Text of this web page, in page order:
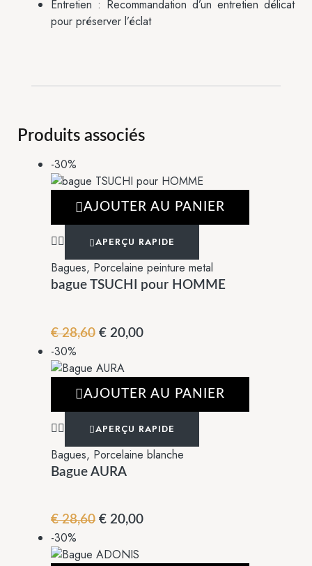
Entretien : Recommandation d’un entretien délicat
pour préserver l’éclat
Produits associés
-30%
AJOUTER AU PANIER
APERÇU RAPIDE
Bagues, Porcelaine peinture metal
bague TSUCHI pour HOMME
€28,60 € 20,00
-30%
AJOUTER AU PANIER
APERÇU RAPIDE
Bagues, Porcelaine blanche
Bague AURA
€28,60 € 20,00
-30%